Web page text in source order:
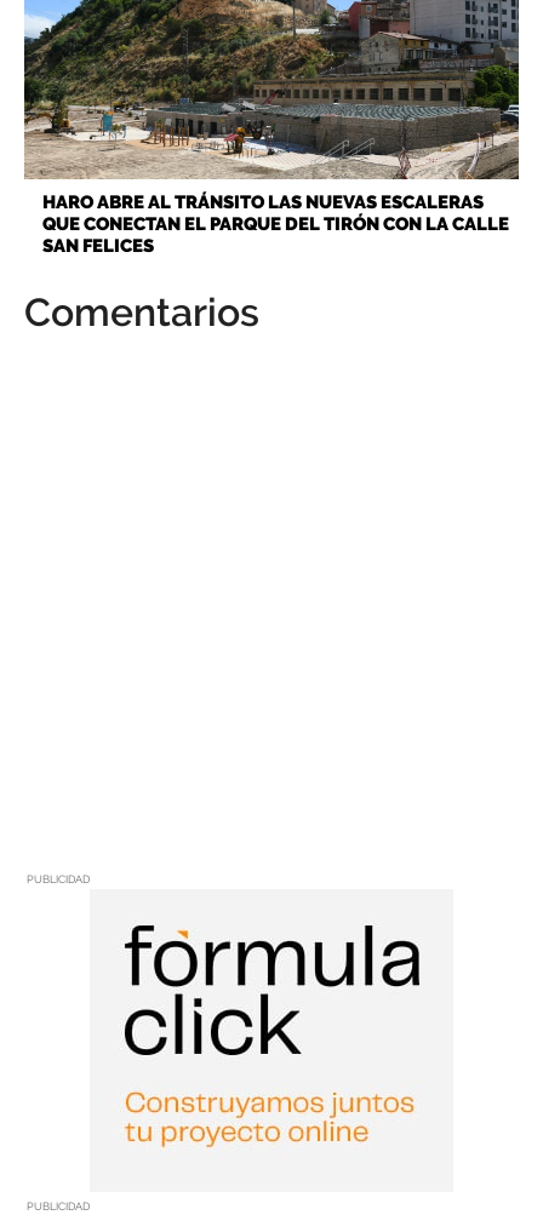
HARO ABRE AL TRÁNSITO LAS NUEVAS ESCALERAS
QUE CONECTAN EL PARQUE DEL TIRÓN CON LA CALLE
SAN FELICES
Comentarios
PUBLICIDAD
PUBLICIDAD